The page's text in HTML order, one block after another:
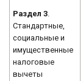
Раздел 3
Стандартные,
социальные и
имущественные
налоговые
вычеты